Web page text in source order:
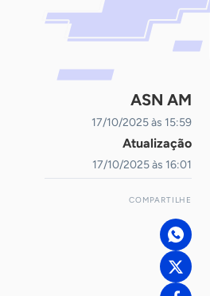
ASN AM
17/10/2025 às 15:59
Atualização
17/10/2025 às 16:01
COMPARTILHE